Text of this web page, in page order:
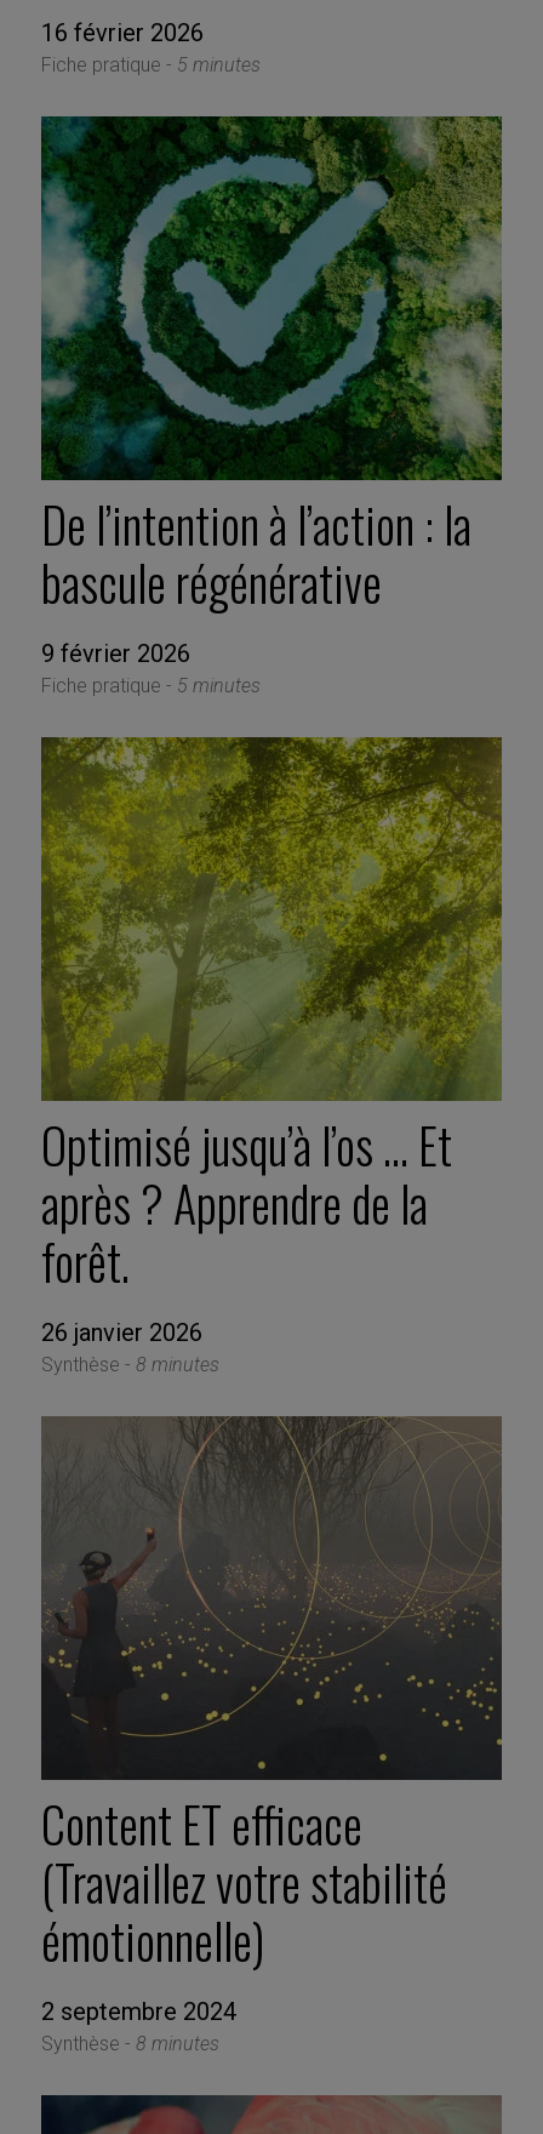
16 février 2026
Fiche pratique - 5 minutes
De l’intention à l’action : la
bascule régénérative
9 février 2026
Fiche pratique - 5 minutes
Optimisé jusqu’à l’os … Et
après ? Apprendre de la
forêt.
26 janvier 2026
Synthèse - 8 minutes
Content ET efficace
(Travaillez votre stabilité
émotionnelle)
2 septembre 2024
Synthèse - 8 minutes